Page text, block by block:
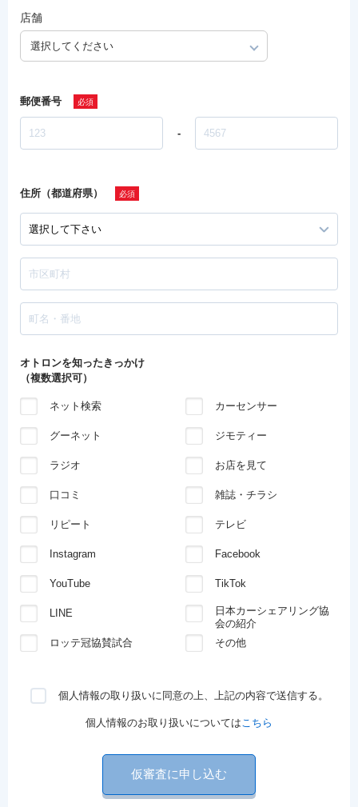
店舗
選択してください
郵便番号
-
住所（都道府県）
オトロンを知ったきっかけ
（複数選択可）
ネット検索 カーセンサー
グーネット ジモティー
ラジオ お店を見て
口コミ 雑誌・チラシ
リピート テレビ
Instagram Facebook
YouTube TikTok
LINE
日本カーシェアリング協
会の紹介
ロッテ冠協賛試合
その他
個人情報の取り扱いに同意の上、上記の内容で送信する。
個人情報のお取り扱いについてはこちら
仮審査に申し込む